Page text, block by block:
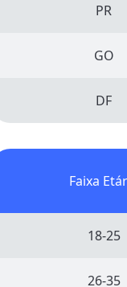
PR
GO
DF
Faixa
18-25
26-35